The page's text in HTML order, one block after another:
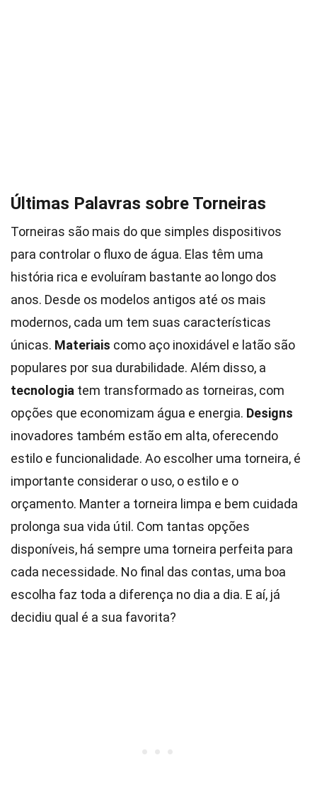
Últimas Palavras sobre Torneiras
Torneiras são mais do que simples dispositivos
para controlar o fluxo de água. Elas têm uma
história rica e evoluíram bastante ao longo dos
anos. Desde os modelos antigos até os mais
modernos, cada um tem suas características
únicas. Materiais como aço inoxidável e latão são
populares por sua durabilidade. Além disso, a
tecnologia tem transformado as torneiras, com
opções que economizam água e energia. Designs
inovadores também estão em alta, oferecendo
estilo e funcionalidade. Ao escolher uma torneira, é
importante considerar o uso, o estilo e o
orçamento. Manter a torneira limpa e bem cuidada
prolonga sua vida útil. Com tantas opções
disponíveis, há sempre uma torneira perfeita para
cada necessidade. No final das contas, uma boa
escolha faz toda a diferença no dia a dia. E aí, já
decidiu qual é a sua favorita?